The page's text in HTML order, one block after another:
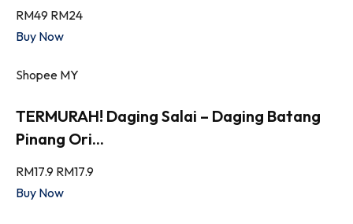
RM49 RM24
Buy Now
Shopee MY
TERMURAH! Daging Salai – Daging Batang
Pinang Ori...
RM17.9 RM17.9
Buy Now